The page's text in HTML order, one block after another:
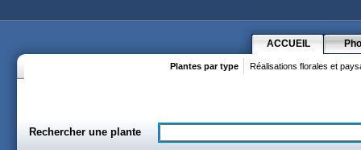
ACCUEIL
Plantes par type Réalisations florales et
Rechercher une plante